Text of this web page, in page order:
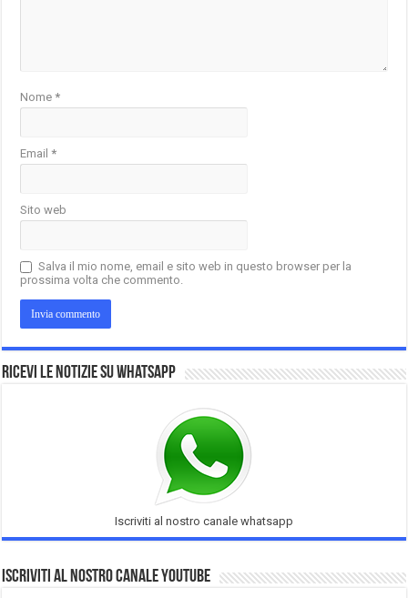
Nome*
Email*
Sito web
Salva il mio nome, email e sito web in questo browser per la
prossima volta che commento.
Ricevi le notizie su Whatsapp
Iscriviti al nostro canale whatsapp
Iscriviti al nostro Canale Youtube